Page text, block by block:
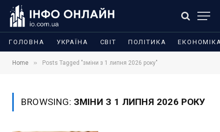
ГОЛОВНА УКРАЇНА СВІТ ПОЛІТИКА
Home » Posts Tagged "зміни з 1 липня 2026 року"
BROWSING: ЗМІНИ З 1 ЛИПНЯ 2026 РОКУ